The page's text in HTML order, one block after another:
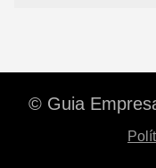
© Guia